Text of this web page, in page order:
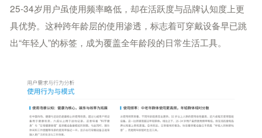
25-34岁用户虽使用频率略低，却在活跃度与品牌认知度上更
具优势。这种跨年龄层的使用渗透，标志着可穿戴设备早已跳
出“年轻人”的标签，成为覆盖全年龄段的日常生活工具。